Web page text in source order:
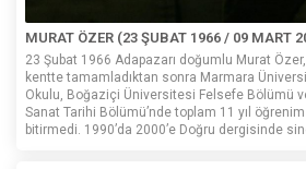
MURAT ÖZER (23 ŞUBAT 1966 / 09 MART
23 Şubat 1966 Adapazarı doğumlu Murat
kentte tamamladıktan sonra Marmara
Okulu, Boğaziçi Üniversitesi Felsefe Bölümü
Sanat Tarihi Bölümü’nde toplam 11 yıl
bitirmedi. 1990’da 2000’e Doğru dergisinde